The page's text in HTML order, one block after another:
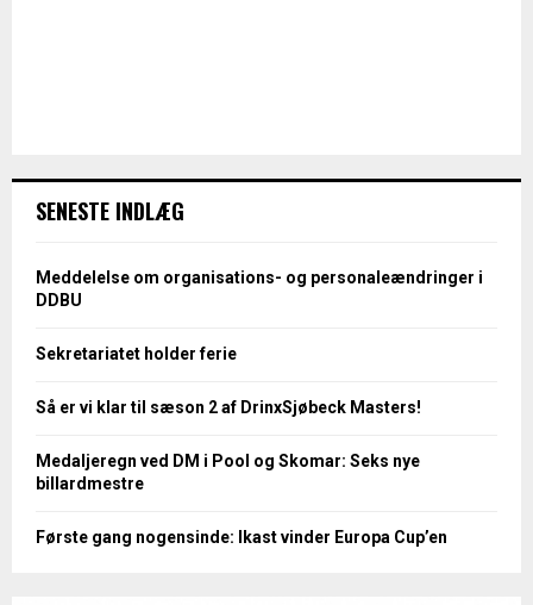
SENESTE INDLÆG
Meddelelse om organisations- og personaleændringer i
DDBU
Sekretariatet holder ferie
Så er vi klar til sæson 2 af DrinxSjøbeck Masters!
Medaljeregn ved DM i Pool og Skomar: Seks nye
billardmestre
Første gang nogensinde: Ikast vinder Europa Cup’en